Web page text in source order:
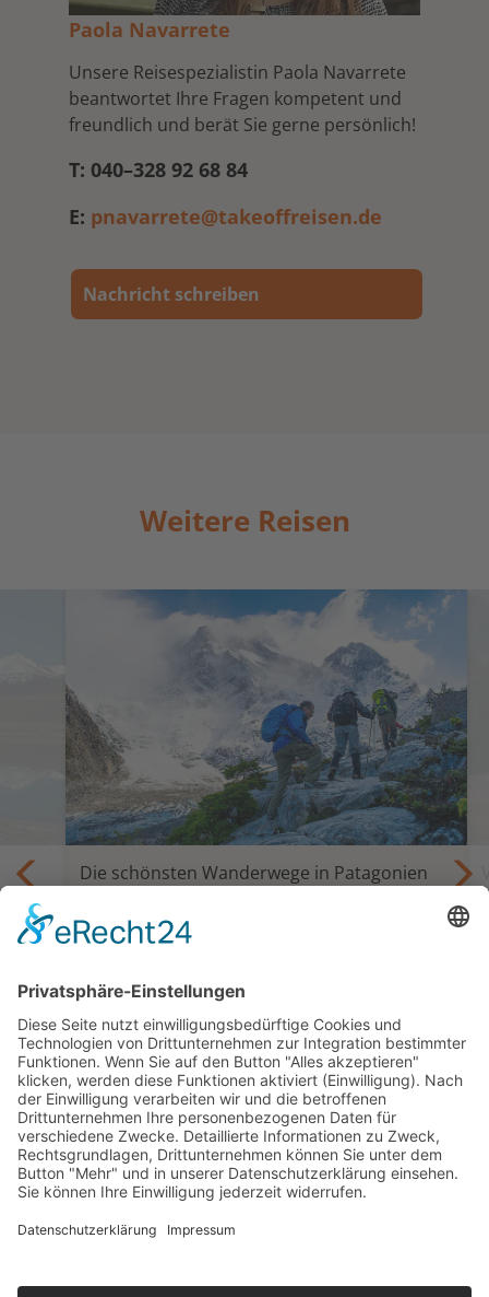
Paola Navarrete
Unsere Reisespezialistin Paola Navarrete
beantwortet Ihre Fragen kompetent und
freundlich und berät Sie gerne persönlich!
T: 040–328 92 68 84
E: pnavarrete@takeoffreisen.de
Nachricht schreiben
Weitere Reisen
Die schönsten Wanderwege in Patagonien
Trekking und Selbstfahrertour Die
Giganten Patagoniens
Arenas oder Ushuaia
ab 5.595,— €